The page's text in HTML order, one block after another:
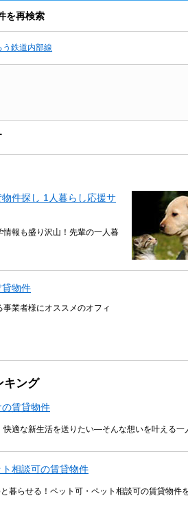
を再検索
う鉄道内部線
件探し 1人暮らし応援サ
報も盛り沢山！先輩の一人暮
物件
業者様にオススメのオフィ
キング
賃貸物件
適な新生活を送りたい―そんな想いを叶える一
相談可の賃貸物件
暮らせる！ペット可・ペット相談可の賃貸物件